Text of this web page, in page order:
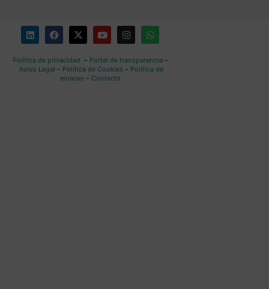
Política de privacidad – Portal de transparencia–
Aviso Legal – Política de Cookies – Política de
enlaces – Contacto